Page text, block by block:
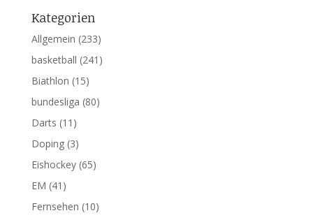
Kategorien
Allgemein (233)
basketball (241)
Biathlon (15)
bundesliga (80)
Darts (11)
Doping(3)
Eishockey(65)
EM (41)
Fernsehen (10)